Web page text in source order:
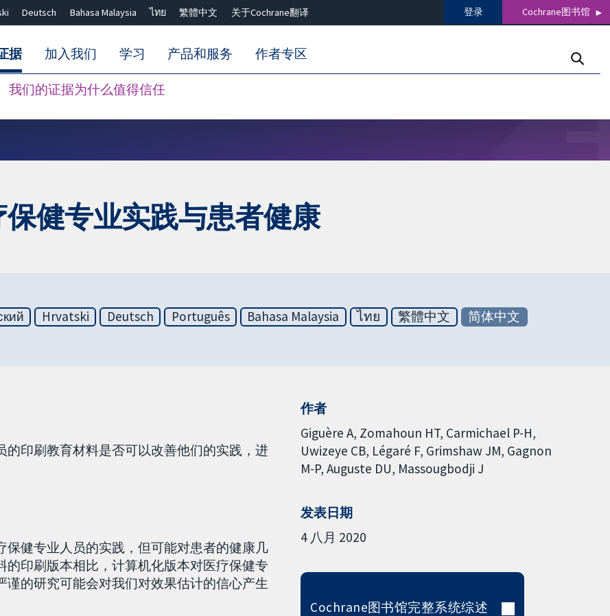
Deutsch Bahasa Malaysia ไทย 繁體中文 关于Cochrane翻译 登录 Cochrane图书馆
据
我们的证据为什么值得信任
加入我们 学习 产品和服务 作者专区
健专业实践与患者健康
Hrvatski Deutsch Português Bahasa Malaysia ไทย 繁體中文
简体中文
印刷教育材料是否可以改善他们的实践，进
健专业人员的实践，但可能对患者的健康几
印刷版本相比，计算机化版本对医疗保健专
的研究可能会对我们对效果估计的信心产生
作者
Giguère A Zomahoun HT Carmichael P-H
Uwizeye CB Légaré F Grimshaw JM Gagnon
M-P Auguste DU Massougbodji J
发表日期
4 八月 2020
Cochrane图书馆完整系统综述